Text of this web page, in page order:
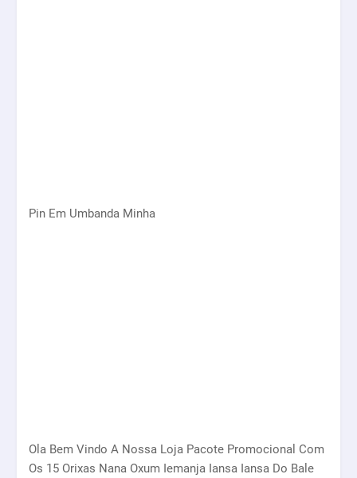
Pin Em Umbanda Minha
Ola Bem Vindo A Nossa Loja Pacote Promocional Com
Os 15 Orixas Nana Oxum Iemanja Iansa Iansa Do Bale